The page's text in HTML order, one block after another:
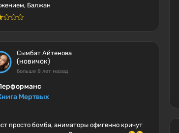
Балжан
Сымбат Айтенова
(новичок)
больше 8 лет назад
Мертвых
просто бомба, аниматоры офигенно кричут